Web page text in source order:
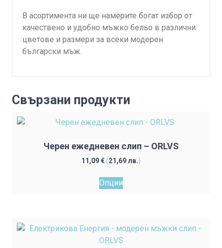
В асортимента ни ще намерите богат избор от
качествено и удобно мъжко бельо в различни
цветове и размери за всеки модерен
български мъж.
Свързани продукти
Черен ежедневен слип – ORLVS
11,09€(21,69лв.)
Опции
The
options